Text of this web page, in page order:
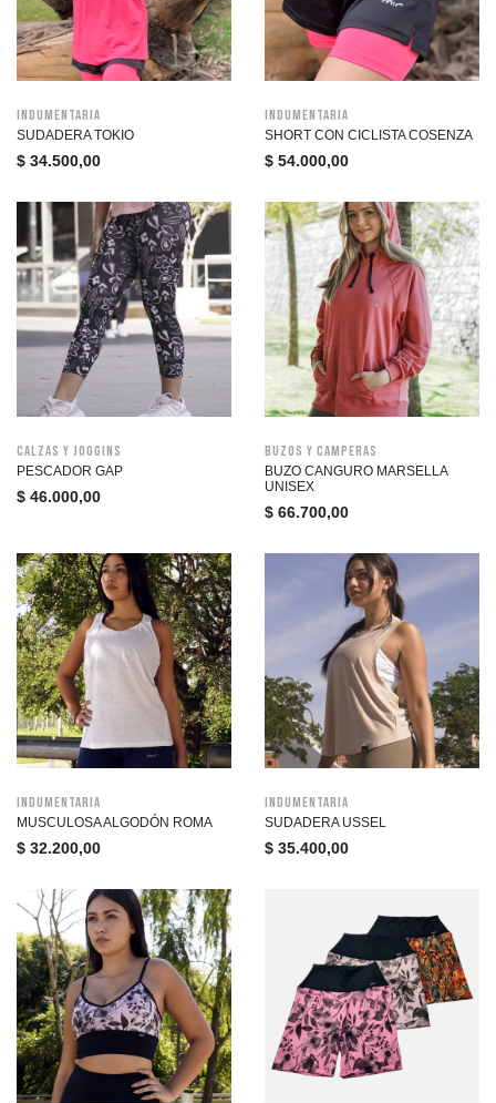
Indumentaria
SUDADERA TOKIO
$ 34.500,00
Indumentaria
SHORT CON CICLISTA COSENZA
$ 54.000,00
Calzas y joggins
PESCADOR GAP
$ 46.000,00
Buzos y Camperas
BUZO CANGURO MARSELLA
UNISEX
$ 66.700,00
Indumentaria
MUSCULOSA ALGODÓN ROMA
$ 32.200,00
Indumentaria
SUDADERA USSEL
$ 35.400,00